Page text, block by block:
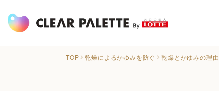
TOP 乾燥によるかゆみを防ぐ 乾燥とかゆみの理由